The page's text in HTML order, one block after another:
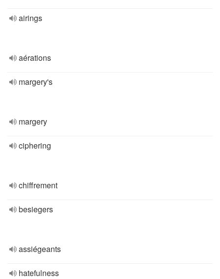
airings
aérations
margery's
margery
ciphering
chiffrement
besiegers
assiégeants
hatefulness